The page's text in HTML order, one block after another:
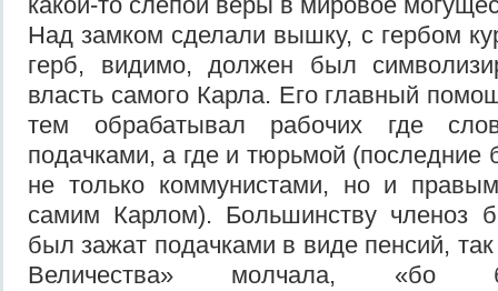
Над замком сделали вышку, с гербом
герб, видимо, должен был
власть самого Карла. Его главный
тем обрабатывал рабочих где
подачками, а где и тюрьмой (последние
не только коммунистами, но и
самим Карлом). Большинству членоз
был зажат подачками в виде пенсий,
Величества» молчала, «бо